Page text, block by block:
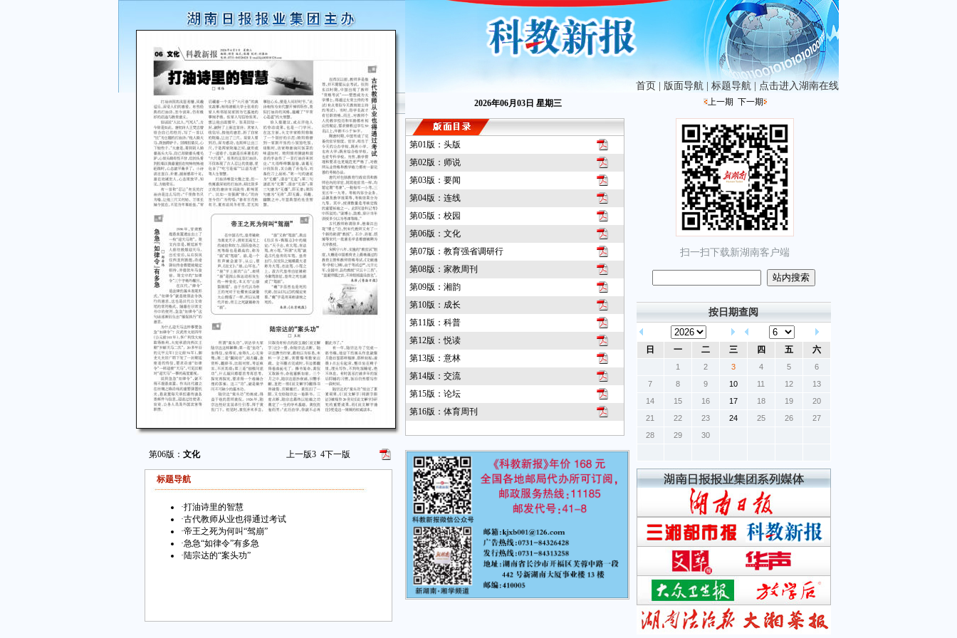
第06版： 文化 上一版3 4下一版
标题导航
·打油诗里的智慧
·古代教师从业也得通过考试
·帝王之死为何叫“驾崩”
·急急“如律令”有多急
·陆宗达的“案头功”
首页 版面导航| 标题导航| 点击进入湖南在线
2026年06月03日 星期三 上一期 下一期
第01版：头版
第02版：师说
第03版：要闻
第04版：连线
第05版：校园
第06版：文化
第07版：教育强省调研行
第08版：家教周刊
第09版：湘韵
第10版：成长
第11版：科普
第12版：悦读
第13版：意林
第14版：交流
第15版：论坛
第16版：体育周刊
扫一扫下载新湖南客户端
按日期查阅
日 一 二 三 四 五 六
1 2 3 4 5
6
7
8 9 10 11 12
13
14
15 16 17 18 19
20
21
22 23 24 25 26
27
28
29 30